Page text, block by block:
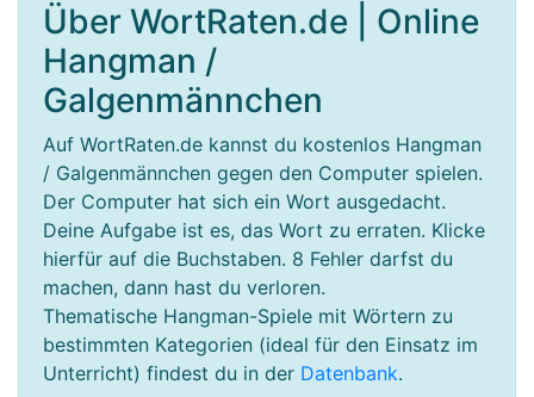
Über WortRaten.de | Online
Hangman /
Galgenmännchen
Auf WortRaten.de kannst du kostenlos Hangman
/ Galgenmännchen gegen den Computer spielen.
Der Computer hat sich ein Wort ausgedacht.
Deine Aufgabe ist es, das Wort zu erraten. Klicke
hierfür auf die Buchstaben. 8 Fehler darfst du
machen, dann hast du verloren.
Thematische Hangman-Spiele mit Wörtern zu
bestimmten Kategorien (ideal für den Einsatz im
Unterricht) findest du in der Datenbank.